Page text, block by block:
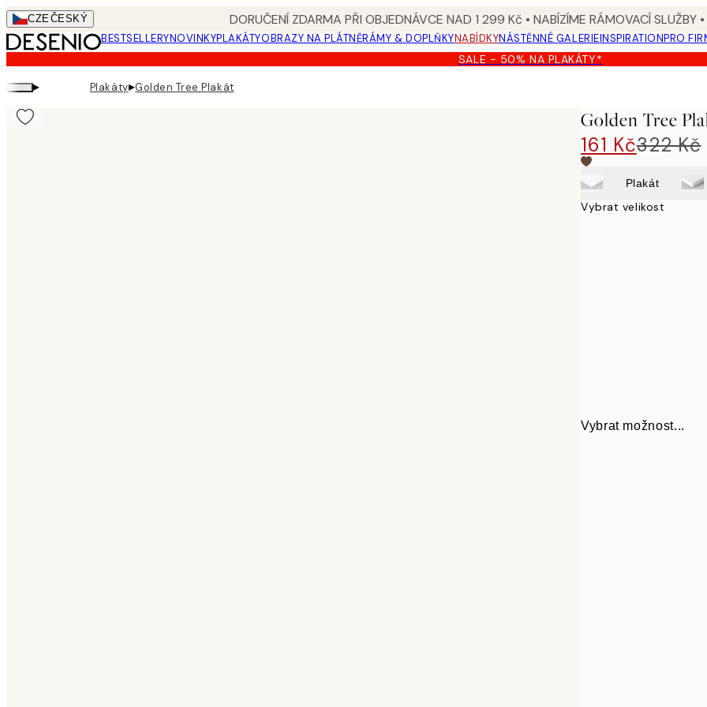
Skip
to
main
content.
CZEČESKÝ DORUČENÍ ZDARMA PŘI OBJEDNÁVCE NAD 1 299 Kč • NABÍZÍME RÁMOVACÍ SLUŽBY
BESTSELLERYNOVINKYPLAKÁTYOBRAZY NA PLÁTNĚRÁMY & DOPLŇKYNABÍDKYNÁSTĚNNÉ GALERIEINSPIRATIONPRO
SALE - 50% NA PLAKÁTY*
▸ Plakáty▸Golden Tree Plakát
Golden Tree
161 Kč322 Kč
Plakát
Vybrat velikost
Vybrat možnost...